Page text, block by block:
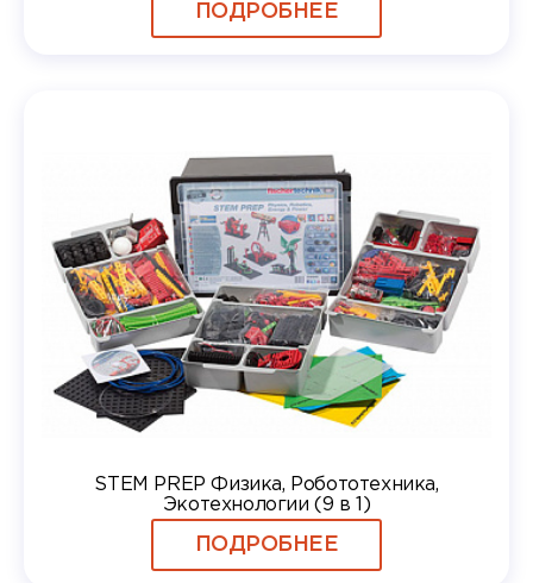
ПОДРОБНЕЕ
STEM PREP Физика, Робототехника,
Экотехнологии (9 в 1)
ПОДРОБНЕЕ